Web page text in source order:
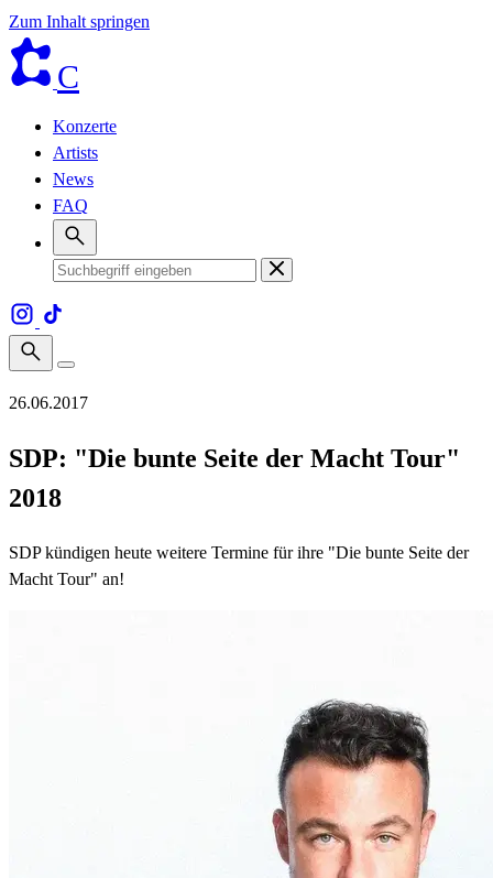
Zum Inhalt springen
C
Konzerte
Artists
News
FAQ
26.06.2017
SDP: "Die bunte Seite der Macht Tour"
2018
SDP kündigen heute weitere Termine für ihre "Die bunte Seite der
Macht Tour" an!